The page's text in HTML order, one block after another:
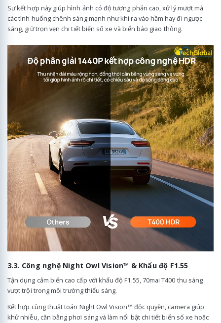
Sự kết hợp này giúp hình ảnh có độ tương phản cao, xử lý mượt mà
các tình huống chênh sáng mạnh như khi ra vào hầm hay đi ngược
sáng, giữ trọn vẹn chi tiết biển số xe và biển báo giao thông.
3.3. Công nghệ Night Owl Vision™ & Khẩu độ F1.55
Tận dụng cảm biến cao cấp với khẩu độ F1.55, 70mai T400 thu sáng
vượt trội trong môi trường thiếu sáng.
Kết hợp cùng thuật toán Night Owl Vision™ độc quyền, camera giúp
khử nhiễu, cân bằng phơi sáng và làm nổi bật chi tiết biển số xe hoặc